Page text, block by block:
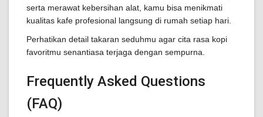
serta merawat kebersihan alat, kamu bisa menikmati
kualitas kafe profesional langsung di rumah setiap hari.
Perhatikan detail takaran seduhmu agar cita rasa kopi
favoritmu senantiasa terjaga dengan sempurna.
Frequently Asked Questions
(FAQ)